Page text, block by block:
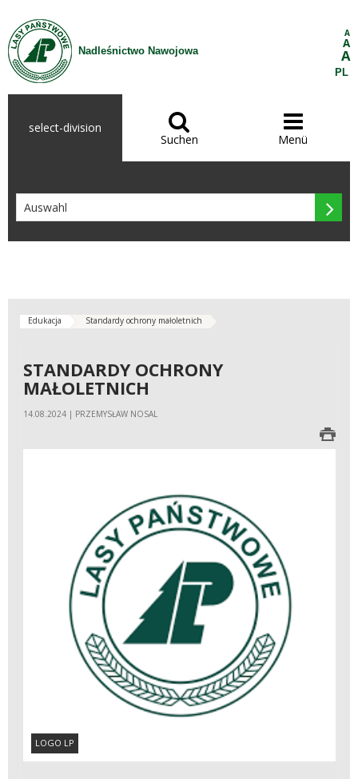
Zum Inhalt wechseln
Nadleśnictwo Nawojowa
A
A
A
PL
select-division 
Suchen

Menü

Edukacja Standardy ochrony małoletnich
STANDARDY OCHRONY
MAŁOLETNICH
14.08.2024 | PRZEMYSŁAW NOSAL
LOGO LP